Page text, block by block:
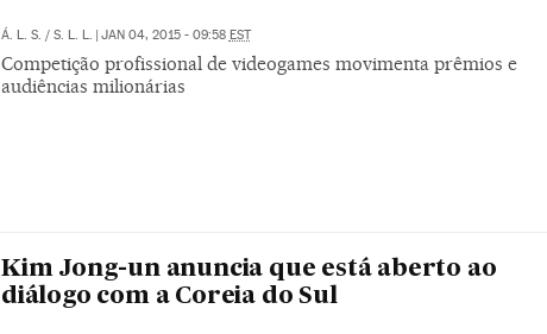
Á. L. S. / S. L. L. | JAN 04, 2015 - 09:58 EST
Competição profissional de videogames movimenta prêmios e
audiências milionárias
Kim Jong-un anuncia que está aberto ao
diálogo com a Coreia do Sul